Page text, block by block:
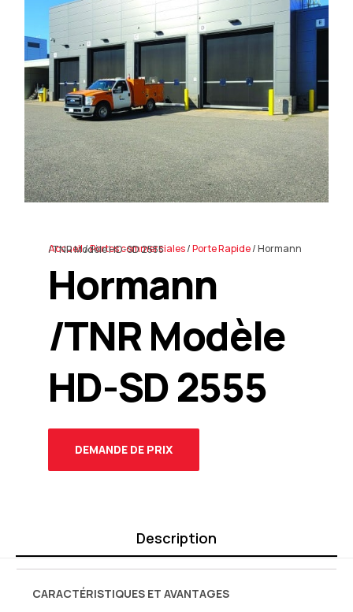
Accueil/Portes commerciales/Porte Rapide
/ Hormann /TNR Modèle HD-SD 2555
Hormann
/TNR Modèle
HD-SD 2555
DEMANDE DE PRIX
Description
CARACTÉRISTIQUES ET AVANTAGES
En